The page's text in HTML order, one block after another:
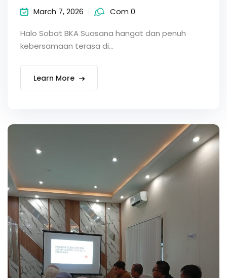
March 7, 2026 Com 0
Halo Sobat BKA Suasana hangat dan penuh
kebersamaan terasa di...
Learn More